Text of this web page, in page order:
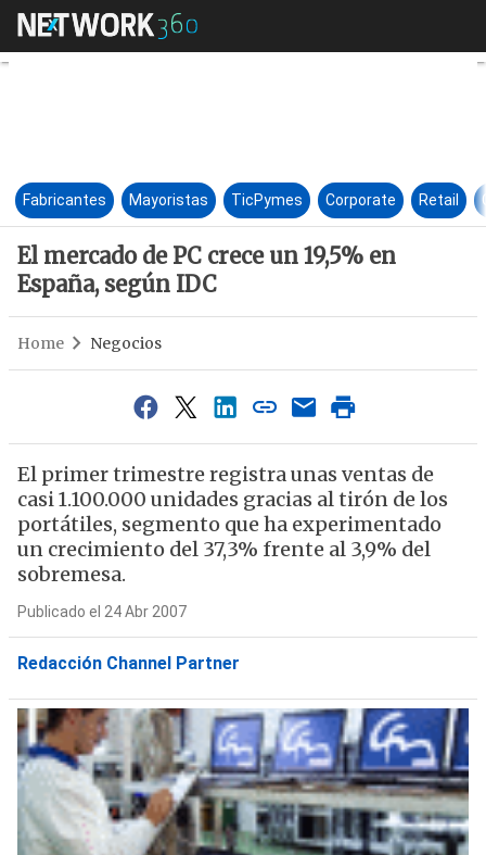
El mercado de PC crece un
Fabricantes Mayoristas TicPymes Corporate Retail
El mercado de PC crece un 19,5% en
España, según IDC
Home Negocios
El primer trimestre registra unas ventas de
casi 1.100.000 unidades gracias al tirón de los
portátiles, segmento que ha experimentado
un crecimiento del 37,3% frente al 3,9% del
sobremesa.
Publicado el 24 Abr 2007
Redacción Channel Partner